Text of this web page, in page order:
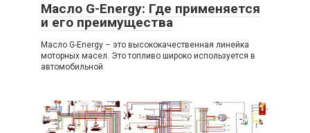
Масло G-Energy: Где применяется
и его преимущества
Масло G-Energy – это высококачественная линейка
моторных масел. Это топливо широко используется в
автомобильной